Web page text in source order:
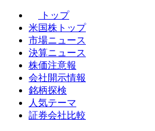
トップ
米国株トップ
市場ニュース
決算ニュース
株価注意報
会社開示情報
銘柄探検
人気テーマ
証券会社比較